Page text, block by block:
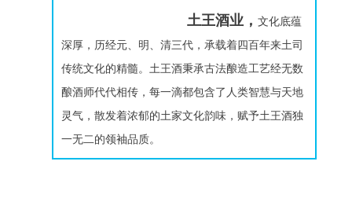
土王酒业， 文化底蕴
深厚，历经元、明、清三代，承载着四百年来土司
传统文化的精髓。土王酒秉承古法酿造工艺经无数
酿酒师代代相传，每一滴都包含了人类智慧与天地
灵气，散发着浓郁的土家文化韵味，赋予土王酒独
一无二的领袖品质。